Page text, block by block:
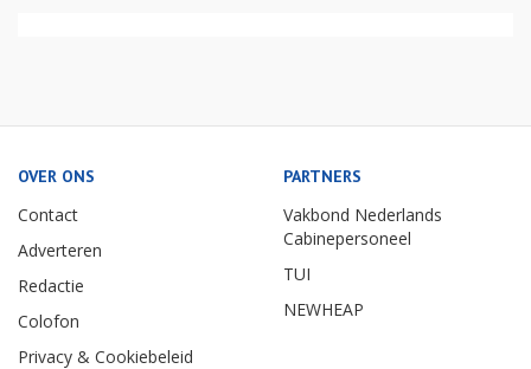
OVER ONS
Contact
Adverteren
Redactie
Colofon
Privacy & Cookiebeleid
PARTNERS
Vakbond Nederlands
Cabinepersoneel
TUI
NEWHEAP